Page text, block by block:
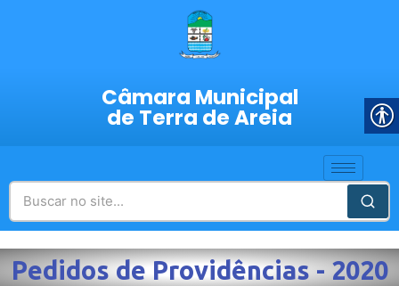
Câmara Municipal
de Terra de Areia
Pedidos de Providências - 2020